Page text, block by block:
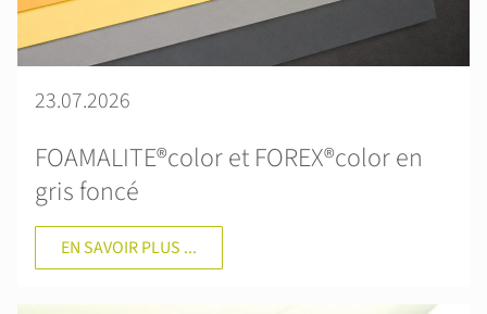
23.07.2026
FOAMALITE®color et FOREX®color en
gris foncé
EN SAVOIR PLUS ...